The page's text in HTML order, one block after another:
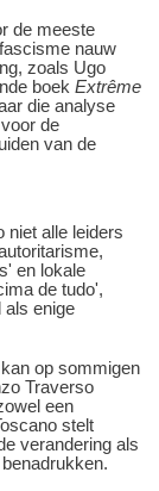
de meeste
nauw
zoals Ugo
boek Extrême
die analyse
de
van de
niet alle leiders
en lokale
de tudo',
als enige
kan op sommigen
Traverso
een
stelt
verandering als